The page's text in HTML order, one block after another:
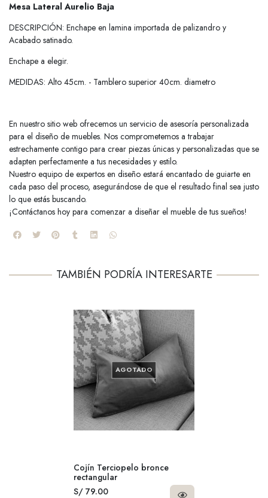
Mesa Lateral Aurelio Baja
DESCRIPCIÓN: Enchape en lamina importada de palizandro y
Acabado satinado.
Enchape a elegir.
MEDIDAS: Alto 45cm. - Tamblero superior 40cm. diametro
En nuestro sitio web ofrecemos un servicio de asesoría personalizada
para el diseño de muebles. Nos comprometemos a trabajar
estrechamente contigo para crear piezas únicas y personalizadas que se
adapten perfectamente a tus necesidades y estilo.
Nuestro equipo de expertos en diseño estará encantado de guiarte en
cada paso del proceso, asegurándose de que el resultado final sea justo
lo que estás buscando.
¡Contáctanos hoy para comenzar a diseñar el mueble de tus sueños!
TAMBIÉN PODRÍA INTERESARTE
AGOTADO
Cojín Terciopelo bronce
rectangular
S/ 79.00